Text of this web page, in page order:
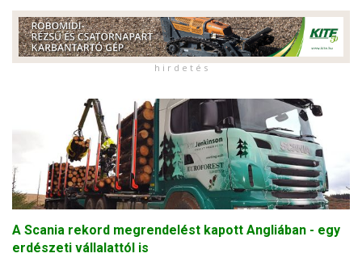
h i r d e t é s
A Scania rekord megrendelést kapott Angliában - egy
erdészeti vállalattól is